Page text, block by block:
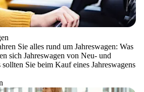
Sie alles rund um Jahreswagen: Was
sich Jahreswagen von Neu- und
Sie beim Kauf eines Jahreswagens